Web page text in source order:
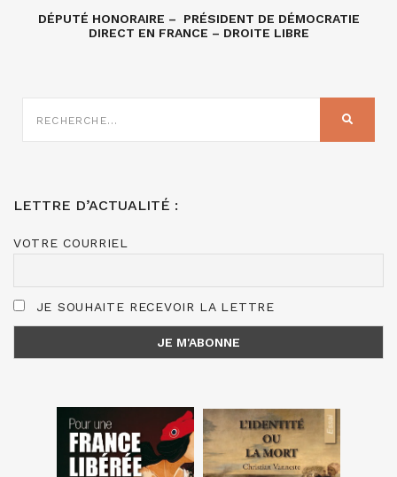
DÉPUTÉ HONORAIRE – PRÉSIDENT DE DÉMOCRATIE
DIRECT EN FRANCE – DROITE LIBRE
SUR
LETTRE D’ACTUALITÉ :
VOTRE COURRIEL
JE SOUHAITE RECEVOIR LA LETTRE